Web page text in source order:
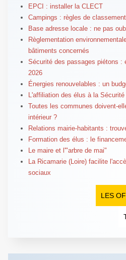
EPCI : installer la CLECT
Campings : règles de classement
Base adresse locale : ne pas
Règlementation
bâtiments concernés
Sécurité des passages piétons :
2026
Énergies renouvelables : un
L'affiliation des élus à la
Toutes les communes doivent-
intérieur ?
Relations mairie-habitants :
Formation des élus : le
Le maire et l'"arbre de mai"
La Ricamarie (Loire) facilite
sociaux
LES